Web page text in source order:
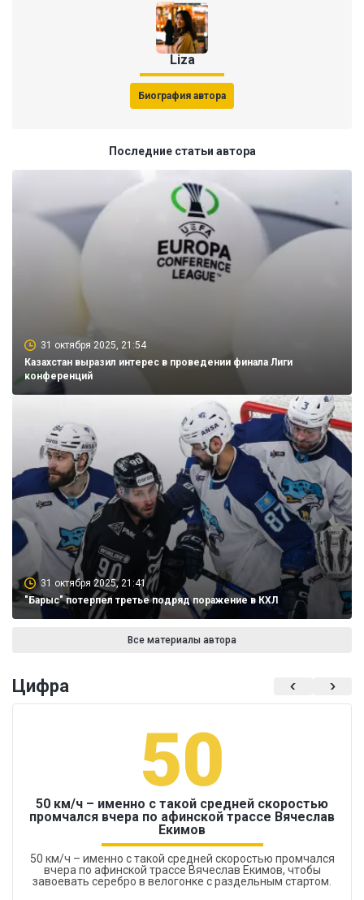
Liza
Биография автора
Последние статьи автора
31 октября 2025, 21:54
Казахстан выразил интерес в проведении финала Лиги
конференций
31 октября 2025, 21:41
"Барыс" потерпел третье подряд поражение в КХЛ
Все материалы автора
Цифра
50
50 км/ч – именно с такой средней скоростью
промчался вчера по афинской трассе Вячеслав
Екимов
50 км/ч – именно с такой средней скоростью промчался
вчера по афинской трассе Вячеслав Екимов, чтобы
завоевать серебро в велогонке с раздельным стартом.